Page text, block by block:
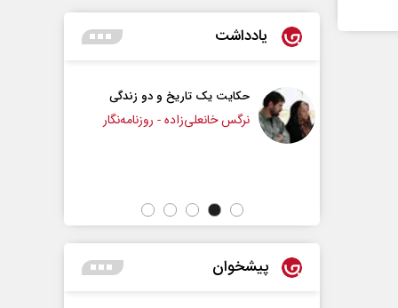
یادداشت
حکایت یک تاریخ و دو زندگی
نرگس خانعلی‌زاده - روزنامه‌نگار
چرایی عقب‌نشینی ترامپ؟
پیشخوان